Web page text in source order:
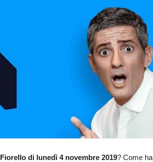
Fiorello di lunedì 4 novembre 2019? Come ha